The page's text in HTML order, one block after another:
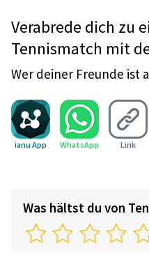
Verabrede dich zu
Tennismatch mit
Wer deiner Freunde ist
ianu App WhatsApp Link
Was hältst du von